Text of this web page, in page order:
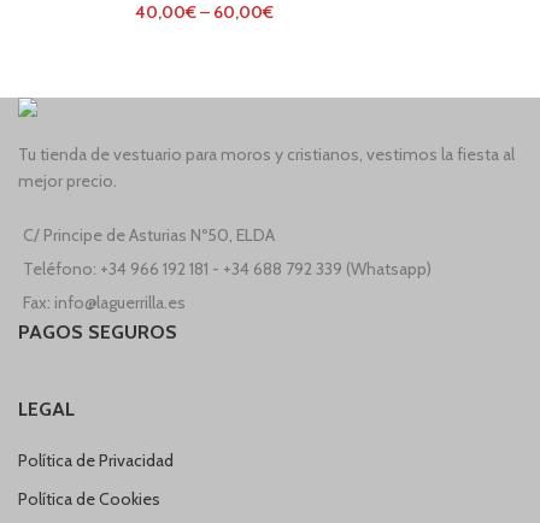
40,00€– 60,00€
Tu tienda de vestuario para moros y cristianos, vestimos la fiesta al
mejor precio.
C/ Principe de Asturias Nº50, ELDA
Teléfono: +34 966 192 181 - +34 688 792 339 (Whatsapp)
Fax: info@laguerrilla.es
PAGOS SEGUROS
LEGAL
Política de Privacidad
Política de Cookies